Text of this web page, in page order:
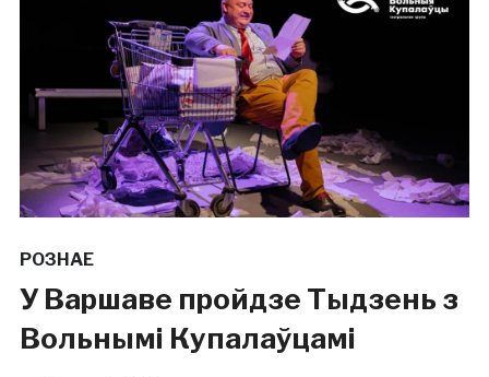
РОЗНАЕ
У Варшаве пройдзе Тыдзень з
Вольнымі Купалаўцамі